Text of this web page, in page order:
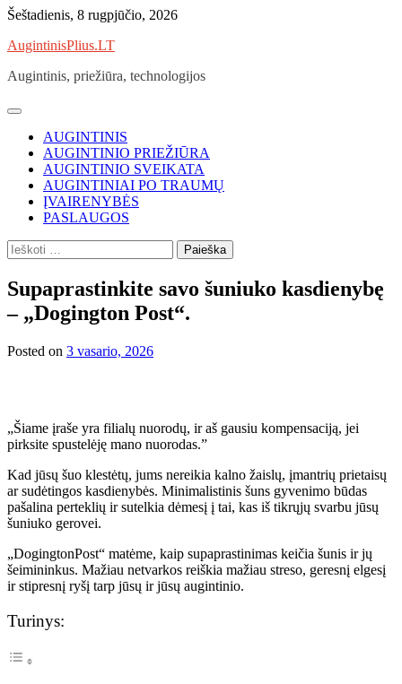
Skip
content
Šeštadienis, 8 rugpjūčio, 2026
AugintinisPlius.LT
Augintinis, priežiūra, technologijos
AUGINTINIS
AUGINTINIO PRIEŽIŪRA
AUGINTINIO SVEIKATA
AUGINTINIAI PO TRAUMŲ
ĮVAIRENYBĖS
PASLAUGOS
Ieškoti:
Supaprastinkite savo šuniuko kasdienybę
– „Dogington Post“.
Posted on 3 vasario, 2026
„Šiame įraše yra filialų nuorodų, ir aš gausiu kompensaciją, jei
pirksite spustelėję mano nuorodas.”
Kad jūsų šuo klestėtų, jums nereikia kalno žaislų, įmantrių prietaisų
ar sudėtingos kasdienybės. Minimalistinis šuns gyvenimo būdas
pašalina perteklių ir sutelkia dėmesį į tai, kas iš tikrųjų svarbu jūsų
šuniuko gerovei.
„DogingtonPost“ matėme, kaip supaprastinimas keičia šunis ir jų
šeimininkus. Mažiau netvarkos reiškia mažiau streso, geresnį elgesį
ir stipresnį ryšį tarp jūsų ir jūsų augintinio.
Turinys: